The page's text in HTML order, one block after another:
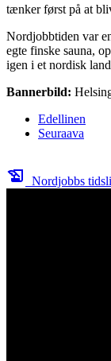
tænker først på at
Nordjobbtiden var
egte finske sauna,
igen i et nordisk
Bannerbild:
Edellinen
Seuraava
history_edu Nordjobbs